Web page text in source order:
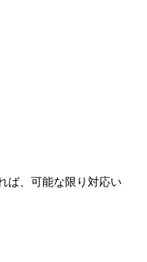
ば、可能な限り対応い